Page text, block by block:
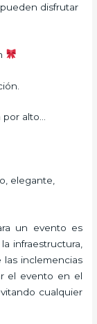
disfrutar
por alto…
elegante,
un evento es
infraestructura,
inclemencias
el evento en el
cualquier